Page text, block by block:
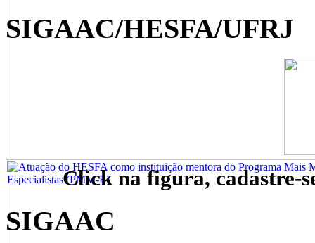
SIGAAC/HESFA/UFRJ
Click na figura, cadastre-
SIGAAC